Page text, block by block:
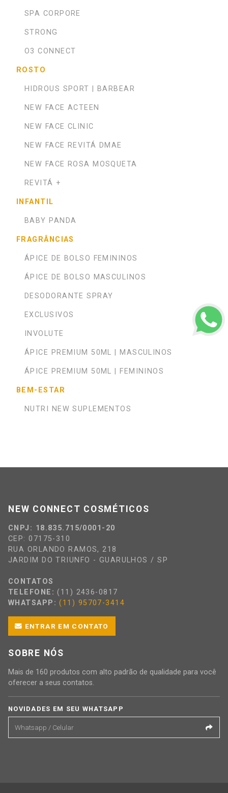
SPA CORPORE
STRONG
O3 CONNECT
ROSTO
HIDROUS SPORT | BARBEAR
NEW FACE ACTEEN
NEW FACE CLINIC
NEW FACE REVITÁ DMAE
NEW FACE ROSA MOSQUETA
REVITÁ +
INFANTIL
BABY PANDA
FRAGRÂNCIAS
ÁPICE DE BOLSO FEMININOS
ÁPICE DE BOLSO MASCULINOS
DESODORANTE SPRAY
EXCLUSIVOS
INVOLUTE
ÁPICE PREMIUM 50ML | MASCULINOS
ÁPICE PREMIUM 50ML | FEMININOS
BEM-ESTAR
NUTRI NEW SUPLEMENTOS
NEW CONNECT COSMÉTICOS
CNPJ: 18.835.715/0001-20
CEP: 07175-310
RUA ORLANDO RAMOS, 218
JARDIM DO TRIUNFO - GUARULHOS / SP
CONTATOS
TELEFONE: (11) 2436-0817
WHATSAPP: (11) 95707-3414
ENTRAR EM CONTATO
SOBRE NÓS
Mais de 160 produtos com alto padrão de qualidade para você
oferecer a seus contatos.
NOVIDADES EM SEU WHATSAPP